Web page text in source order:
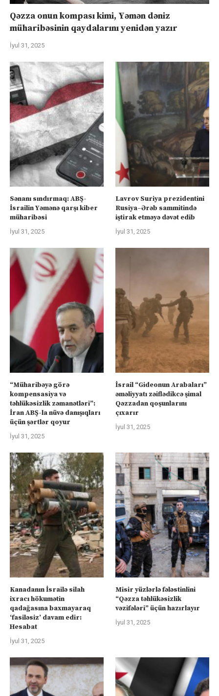
Qəzza onun kompası kimi, Yəmən dəniz
müharibəsinin qaydalarını yenidən yazır
İyul 31, 2025
Sənanı sındırmaq: ABŞ-
İsrailin Yəmənə qarşı kiber
müharibəsi
İyul 31, 2025
Lavrov Suriya prezidentini
Rusiya–Ərəb sammitində
iştirak etməyə dəvət edib
İyul 31, 2025
“Müharibəyə görə
kompensasiya və
təhlükəsizlik zəmanətləri”:
İran ABŞ-la nüvə danışıqları
üçün şərtlər qoyur
İyul 31, 2025
İsrail “Gideonun Arabaları”
əməliyyatı zəiflədikcə şimal
Qəzzadan qoşunlarını
çıxarır
İyul 31, 2025
Kanadanın İsrailə silah
ixracı hökumətin
qadağasına baxmayaraq
‘fasiləsiz’ davam edir:
Hesabat
İyul 31, 2025
Misir yüzlərlə fələstinlini
“Qəzza təhlükəsizlik
vəzifələri” üçün hazırlayır
İyul 31, 2025